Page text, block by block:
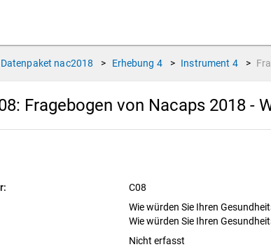
Datenpaket nac2018 > Erhebung 4 > Instrument 4 >
Fragebogen von Nacaps 2018 -
C08
Wie würden Sie Ihren
Wie würden Sie Ihren
Nicht erfasst